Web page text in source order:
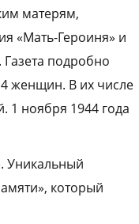
матерям,
«Мать-Героиня» и
подробно
женщин. В их числе
1 ноября 1944 года
Уникальный
который